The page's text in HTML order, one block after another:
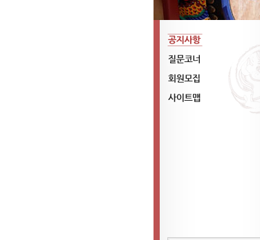
공지사항
질문코너
회원모집